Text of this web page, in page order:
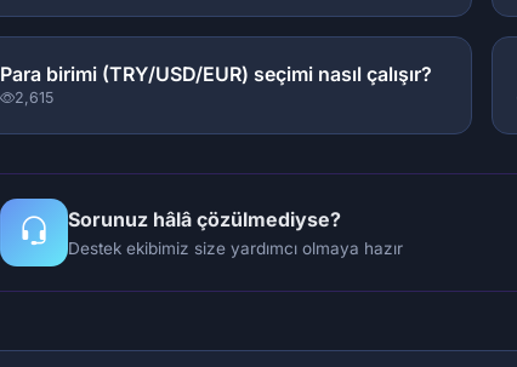
Para birimi (TRY/USD/EUR) seçimi nasıl çalışır?
2,615
Sorunuz hâlâ çözülmediyse?
Destek ekibimiz size yardımcı olmaya hazır